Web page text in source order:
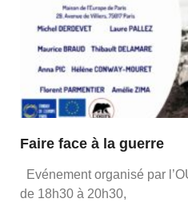
Faire face à la guerre
Evénement organisé par
de 18h30 à 20h30,